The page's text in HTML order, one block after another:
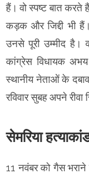
हैं। वो स्पष्ट बात करते
कड़क और जिद्दी भी
उनसे पूरी उम्मीद है।
कांग्रेस विधायक अभय
स्थानीय नेताओं के
रविवार सुबह अपने
सेमरिया
11 नवंबर को गैस